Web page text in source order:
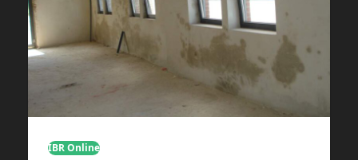
IBR Online